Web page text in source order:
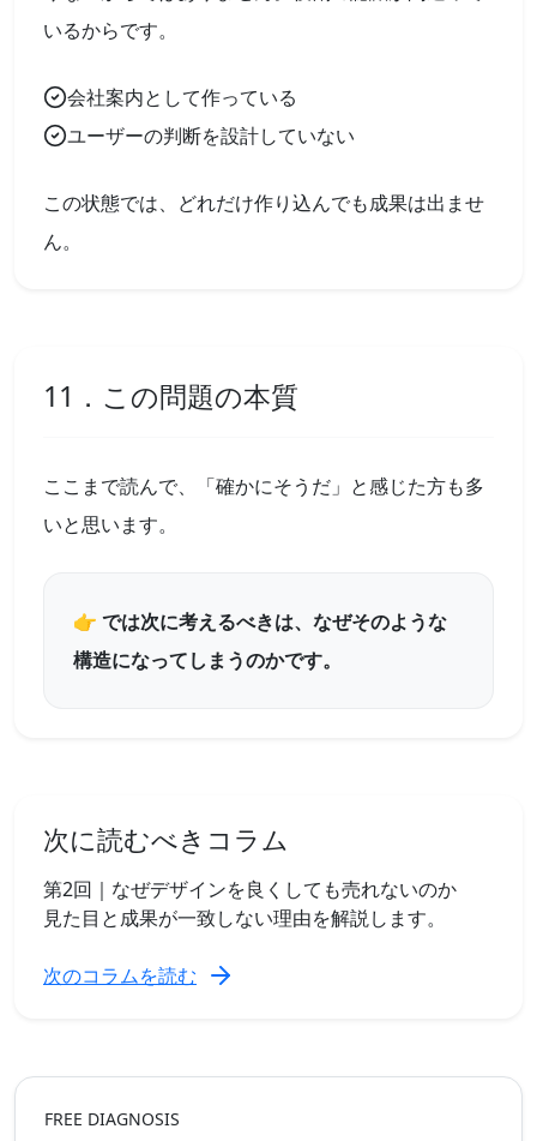
いるからです。
会社案内として作っている
ユーザーの判断を設計していない
この状態では、どれだけ作り込んでも成果は出ませ
ん。
11．この問題の本質
ここまで読んで、「確かにそうだ」と感じた方も多
いと思います。
👉 では次に考えるべきは、なぜそのような
構造になってしまうのかです。
次に読むべきコラム
第2回｜なぜデザインを良くしても売れないのか
見た目と成果が一致しない理由を解説します。
次のコラムを読む
FREE DIAGNOSIS